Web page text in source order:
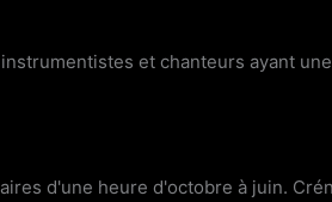
et chanteurs ayant
d'une heure d'octobre à juin.